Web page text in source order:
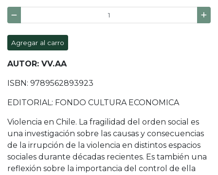
Agregar al carro
AUTOR: VV.AA
ISBN: 9789562893923
EDITORIAL: FONDO CULTURA ECONOMICA
Violencia en Chile. La fragilidad del orden social es
una investigación sobre las causas y consecuencias
de la irrupción de la violencia en distintos espacios
sociales durante décadas recientes. Es también una
reflexión sobre la importancia del control de ella